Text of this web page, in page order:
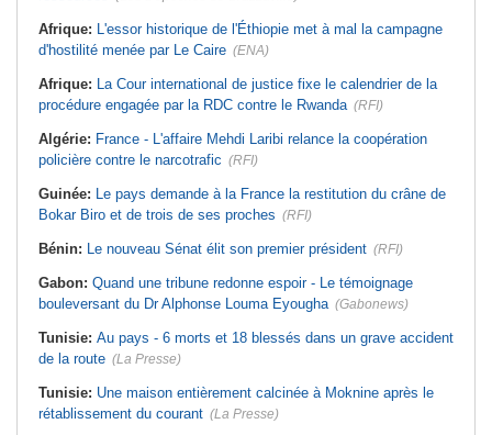
Afrique: L'essor historique de l'Éthiopie met à mal la campagne
d'hostilité menée par Le Caire (ENA)
Afrique: La Cour international de justice fixe le calendrier de la
procédure engagée par la RDC contre le Rwanda (RFI)
Algérie: France - L'affaire Mehdi Laribi relance la coopération
policière contre le narcotrafic (RFI)
Guinée: Le pays demande à la France la restitution du crâne de
Bokar Biro et de trois de ses proches (RFI)
Bénin: Le nouveau Sénat élit son premier président (RFI)
Gabon: Quand une tribune redonne espoir - Le témoignage
bouleversant du Dr Alphonse Louma Eyougha (Gabonews)
Tunisie: Au pays - 6 morts et 18 blessés dans un grave accident
de la route (La Presse)
Tunisie: Une maison entièrement calcinée à Moknine après le
rétablissement du courant (La Presse)